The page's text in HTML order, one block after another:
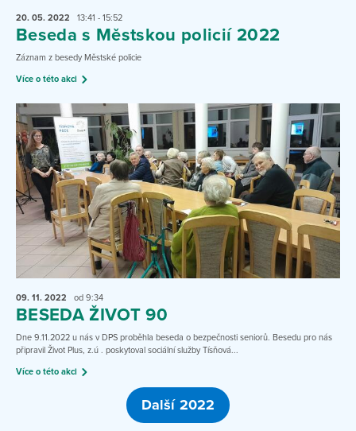
20. 05. 2022 13:41 - 15:52
Beseda s Městskou policií 2022
Záznam z besedy Městské policie
Více o této akci
09. 11. 2022 od 9:34
BESEDA ŽIVOT 90
Dne 9.11.2022 u nás v DPS proběhla beseda o bezpečnosti seniorů. Besedu pro nás
připravil Život Plus, z.ú . poskytoval sociální služby Tísňová...
Více o této akci
Další 2022